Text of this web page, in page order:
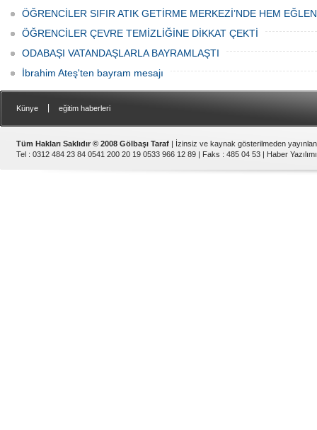
ÖĞRENCİLER SIFIR ATIK GETİRME MERKEZİ’NDE HEM
ÖĞRENCİLER ÇEVRE TEMİZLİĞİNE DİKKAT ÇEKTİ
ODABAŞI VATANDAŞLARLA BAYRAMLAŞTI
İbrahim Ateş'ten bayram mesajı
Künye eğitim haberleri
Tüm Hakları Saklıdır © 2008 Gölbaşı Taraf | İzinsiz ve kaynak gösterilmeden
Tel : 0312 484 23 84 0541 200 20 19 0533 966 12 89 | Faks : 485 04 53 | Haber Yazılımı